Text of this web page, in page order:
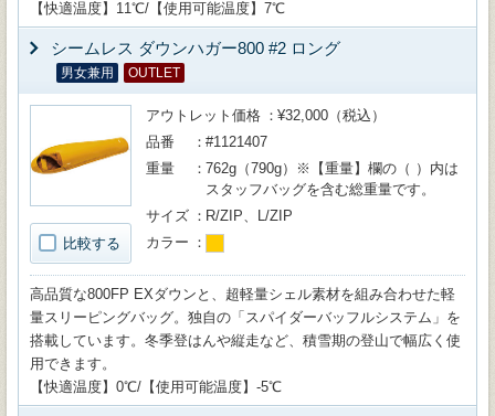
【快適温度】11℃/【使用可能温度】7℃
シームレス ダウンハガー800 #2 ロング
男女兼用 OUTLET
比較する
アウトレット価格
¥32,000（税込）
品番
#1121407
重量
762g（790g）※【重量】欄の（ ）内は
スタッフバッグを含む総重量です。
サイズ
R/ZIP、L/ZIP
カラー
高品質な800FP EXダウンと、超軽量シェル素材を組み合わせた軽
量スリーピングバッグ。独自の「スパイダーバッフルシステム」を
搭載しています。冬季登はんや縦走など、積雪期の登山で幅広く使
用できます。
【快適温度】0℃/【使用可能温度】-5℃